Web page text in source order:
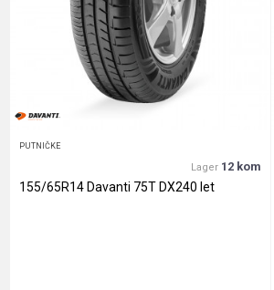
POŠALJI
PUTNIČKE
Lager 12 kom
155/65R14 Davanti 75T DX240 let